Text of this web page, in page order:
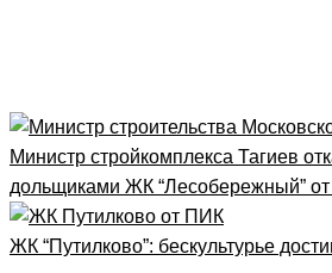
Министр стройкомплекса Тагиев
дольщиками ЖК “Лесобережный” от
ЖК “Путилково”: бескультурье